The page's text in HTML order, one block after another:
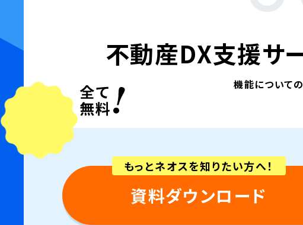
不動産DX支援サ
機能について
もっとネオスを知りたい方へ！
資料ダウンロード